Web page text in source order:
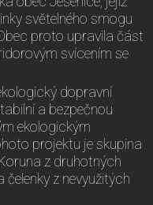
světelného smogu
proto upravila část
svícením se
dopravní
a bezpečnou
ekologickým
projektu je skupina
z druhotných
čelenky z nevyužitých